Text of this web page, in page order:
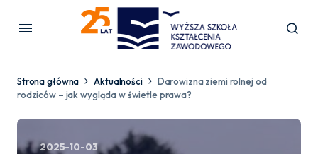
Strona główna Aktualności
Darowizna ziemi rolnej od
rodziców – jak wygląda w świetle prawa?
2025-10-03